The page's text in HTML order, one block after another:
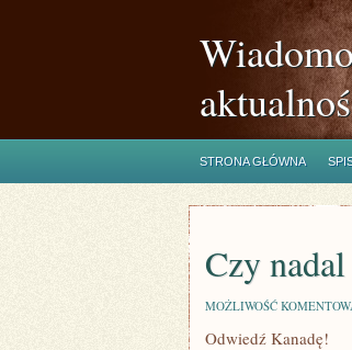
STRONA GŁÓWNA
Czy
MOŻLIWOŚĆ
Odwiedź Kanadę!